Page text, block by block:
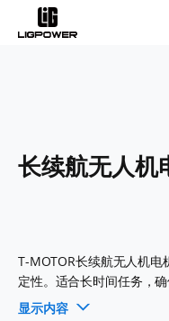
长续航无人机
T-MOTOR长续航无人机电
定性。适合长时间任务，
显示内容